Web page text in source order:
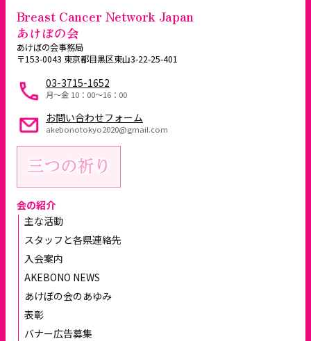
Breast Cancer Network Japan
あけぼの会
あけぼの会事務局
〒153-0043 東京都目黒区東山3-22-25-401
03-3715-1652
月～金 10：00〜16：00
お問い合わせフォーム
akebonotokyo2020@gmail.com
会の紹介
主な活動
スタッフと各県連絡先
入会案内
AKEBONO NEWS
あけぼの会のあゆみ
表彰
バナー広告募集